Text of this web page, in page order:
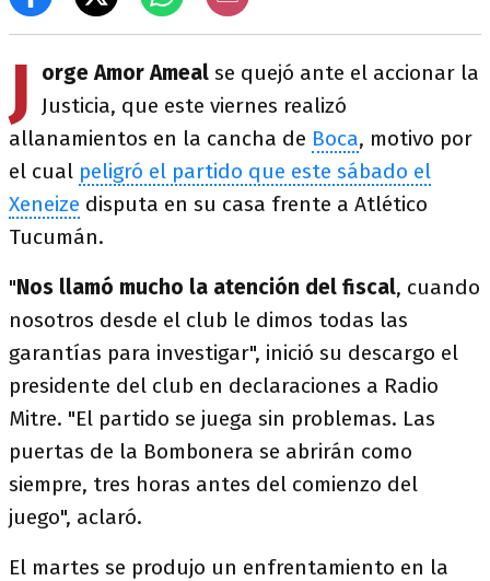
J orge Amor Ameal se quejó ante el accionar la
Justicia, que este viernes realizó
allanamientos en la cancha de Boca, motivo por
el cual peligró el partido que este sábado el
Xeneize disputa en su casa frente a Atlético
Tucumán.
"Nos llamó mucho la atención del fiscal, cuando
nosotros desde el club le dimos todas las
garantías para investigar", inició su descargo el
presidente del club en declaraciones a Radio
Mitre. "El partido se juega sin problemas. Las
puertas de la Bombonera se abrirán como
siempre, tres horas antes del comienzo del
juego", aclaró.
El martes se produjo un enfrentamiento en la